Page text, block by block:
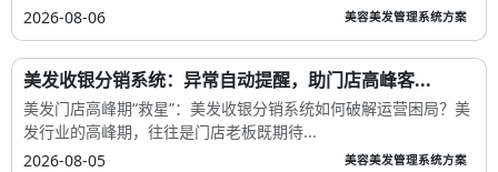
2026-08-06
美容美发管理系统方案
美发收银分销系统：异常自动提醒，助门店高峰客...
美发门店高峰期“救星”：美发收银分销系统如何破解运营困局？美
发行业的高峰期，往往是门店老板既期待...
2026-08-05
美容美发管理系统方案